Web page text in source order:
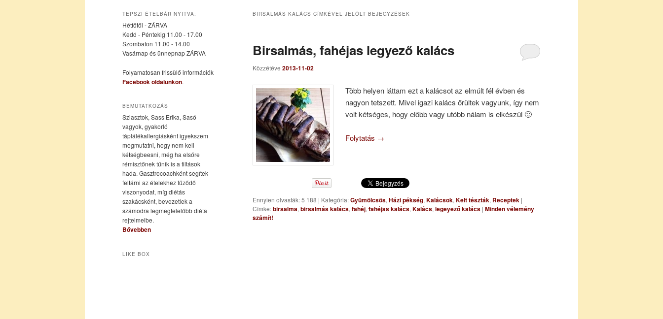
elsődleges
tartalomra
másodlagos
tartalomra
BIRSALMÁS KALÁCS CÍMKÉVEL JELÖLT BEJEGYZÉSEK
Birsalmás, fahéjas legyező kalács
Közzétéve 2013-11-02
Több helyen láttam ezt a kalácsot az elmúlt fél évben és
nagyon tetszett. Mivel igazi kalács őrültek vagyunk, így nem
volt kétséges, hogy előbb vagy utóbb nálam is elkészül 🙂
Folytatás →
Ennyien olvasták: 5 188 | Kategória:Gyümölcsös, Házi pékség, Kalácsok, Kelt tészták, Receptek |
Címke:birsalma, birsalmás kalács, fahéj, fahéjas kalács, Kalács, legeyező kalács | Minden vélemény
számít!
TEPSZI ÉTELBÁR NYITVA:
Hétfőtől - ZÁRVA
Kedd - Péntekig 11.00 - 17.00
Szombaton 11.00 - 14.00
Vasárnap és ünnepnap ZÁRVA
Folyamatosan frissülő információk
Facebook oldalunkon.
BEMUTATKOZÁS
Sziasztok, Sass Erika, Sasó
vagyok, gyakorló
táplálékallergiásként igyekszem
megmutatni, hogy nem kell
kétségbeesni, még ha elsőre
rémisztőnek tűnik is a tiltások
hada. Gasztrocoachként segítek
feltárni az ételekhez fűződő
viszonyodat, míg diétás
szakácsként, bevezetlek a
számodra legmegfelelőbb diéta
rejtelmeibe.
Bővebben
LIKE BOX